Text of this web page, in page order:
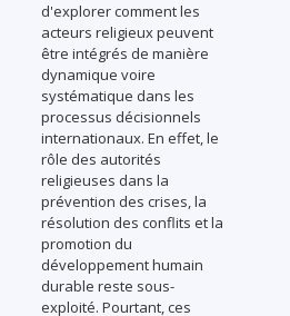
d'explorer comment les
acteurs religieux peuvent
être intégrés de manière
dynamique voire
systématique dans les
processus décisionnels
internationaux. En effet, le
rôle des autorités
religieuses dans la
prévention des crises, la
résolution des conflits et la
promotion du
développement humain
durable reste sous-
exploité. Pourtant, ces